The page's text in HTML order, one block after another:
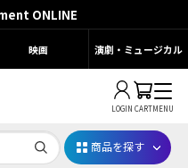
ONLINE
映画 演劇・ミュージカル
LOGIN CARTMENU
商品を探す